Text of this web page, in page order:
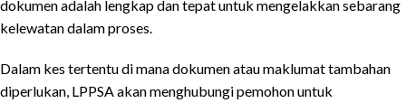
dokumen adalah lengkap dan tepat untuk mengelakkan sebarang
kelewatan dalam proses.
Dalam kes tertentu di mana dokumen atau maklumat tambahan
diperlukan, LPPSA akan menghubungi pemohon untuk